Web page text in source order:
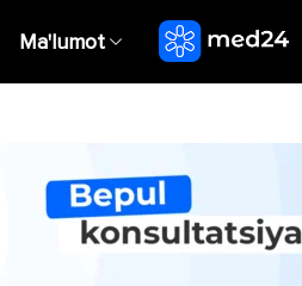
Ma'lumot